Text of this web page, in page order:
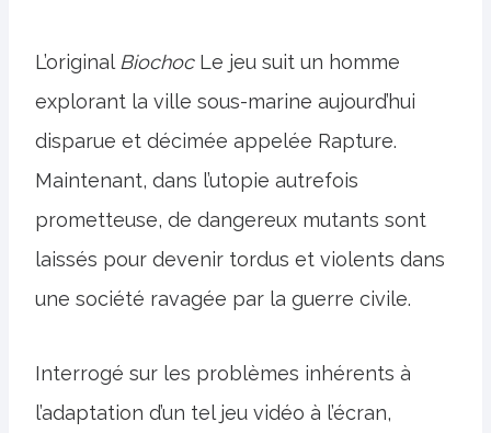
L’original BiochocLe jeu suit un homme
explorant la ville sous-marine aujourd’hui
disparue et décimée appelée Rapture.
Maintenant, dans l’utopie autrefois
prometteuse, de dangereux mutants sont
laissés pour devenir tordus et violents dans
une société ravagée par la guerre civile.
Interrogé sur les problèmes inhérents à
l’adaptation d’un tel jeu vidéo à l’écran,